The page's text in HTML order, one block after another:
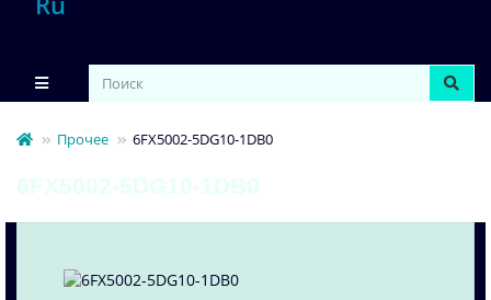
Прочее 6FX5002-5DG10-1DB0
6FX5002-5DG10-1DB0